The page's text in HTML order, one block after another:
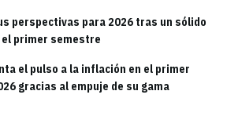
perspectivas para 2026 tras un sólido
primer semestre
el pulso a la inflación en el primer
gracias al empuje de su gama